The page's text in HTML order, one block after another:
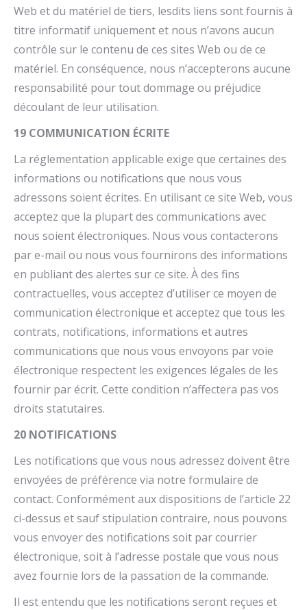
Web et du matériel de tiers, lesdits liens sont fournis à
titre informatif uniquement et nous n’avons aucun
contrôle sur le contenu de ces sites Web ou de ce
matériel. En conséquence, nous n’accepterons aucune
responsabilité pour tout dommage ou préjudice
découlant de leur utilisation.
19 COMMUNICATION ÉCRITE
La réglementation applicable exige que certaines des
informations ou notifications que nous vous
adressons soient écrites. En utilisant ce site Web, vous
acceptez que la plupart des communications avec
nous soient électroniques. Nous vous contacterons
par e-mail ou nous vous fournirons des informations
en publiant des alertes sur ce site. À des fins
contractuelles, vous acceptez d’utiliser ce moyen de
communication électronique et acceptez que tous les
contrats, notifications, informations et autres
communications que nous vous envoyons par voie
électronique respectent les exigences légales de les
fournir par écrit. Cette condition n’affectera pas vos
droits statutaires.
20 NOTIFICATIONS
Les notifications que vous nous adressez doivent être
envoyées de préférence via notre formulaire de
contact. Conformément aux dispositions de l’article 22
ci-dessus et sauf stipulation contraire, nous pouvons
vous envoyer des notifications soit par courrier
électronique, soit à l’adresse postale que vous nous
avez fournie lors de la passation de la commande.
Il est entendu que les notifications seront reçues et